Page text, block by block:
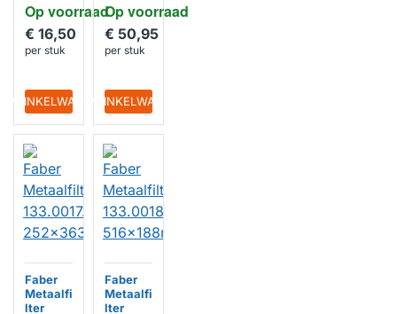
Op voorraad
€ 16,50
per stuk
WINKELWAGEN
Op voorraad
€ 50,95
per stuk
IN WINKELWAGEN
Faber
Metaalfi
lter
Faber
Metaalfi
lter